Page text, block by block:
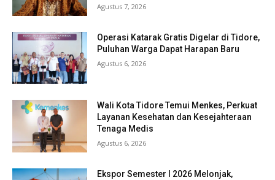
Agustus 7, 2026
Operasi Katarak Gratis Digelar di Tidore,
Puluhan Warga Dapat Harapan Baru
Agustus 6, 2026
Wali Kota Tidore Temui Menkes, Perkuat
Layanan Kesehatan dan Kesejahteraan
Tenaga Medis
Agustus 6, 2026
Ekspor Semester I 2026 Melonjak,